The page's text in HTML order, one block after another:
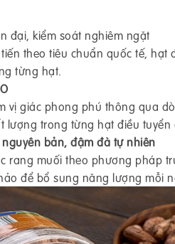
đại, kiểm soát nghiêm ngặt
theo tiêu chuẩn quốc tế,
từng hạt.
vị giác phong phú thông qua
lượng trong từng hạt điều tuyển
nguyên bản, đậm đà tự nhiên
rang muối theo phương pháp
để bổ sung năng lượng mỗi